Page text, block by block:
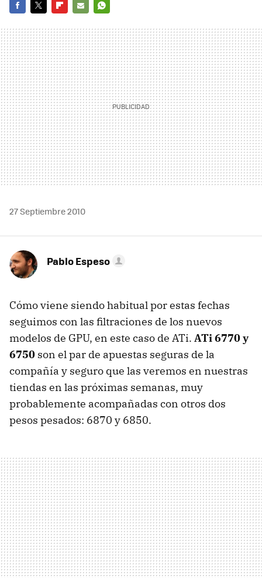
MAIL
27 Septiembre 2010
Pablo Espeso
Cómo viene siendo habitual por estas fechas
seguimos con las filtraciones de los nuevos
modelos de GPU, en este caso de ATi. ATi 6770 y
6750 son el par de apuestas seguras de la
compañía y seguro que las veremos en nuestras
tiendas en las próximas semanas, muy
probablemente acompañadas con otros dos
pesos pesados: 6870 y 6850.